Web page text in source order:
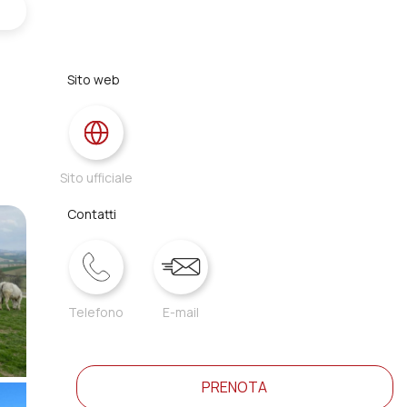
Sito web
Sito ufficiale
Contatti
Telefono E-mail
PRENOTA